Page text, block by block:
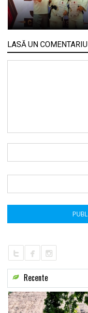
LASĂ UN COMENTARIU
Recente